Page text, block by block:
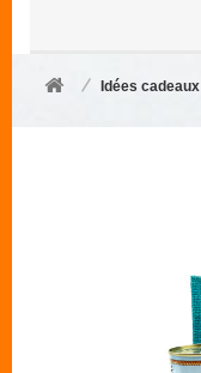
Idées cadeaux